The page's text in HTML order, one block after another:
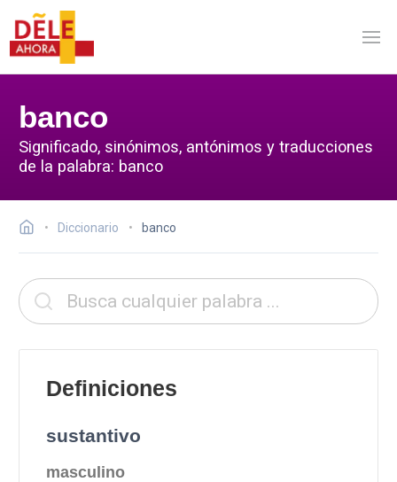
banco
Significado, sinónimos, antónimos y traducciones
de la palabra: banco
Diccionario banco
Definiciones
sustantivo
masculino